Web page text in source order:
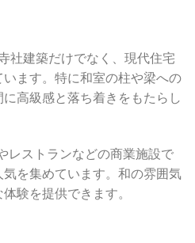
社建築だけでなく、現代住宅
ます。特に和室の柱や梁への
高級感と落ち着きをもたらし
レストランなどの商業施設で
を集めています。和の雰囲気
験を提供できます。